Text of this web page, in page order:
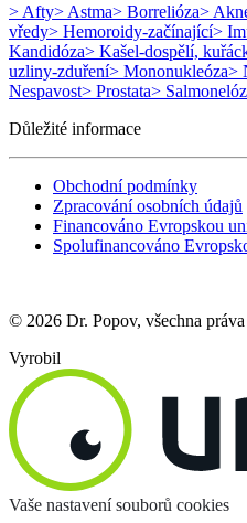
> Afty> Astma> Borrelióza>
vředy> Hemoroidy-začínající>
Kandidóza> Kašel-dospělí,
uzliny-zduření> Mononukleóza>
Nespavost> Prostata>
Důležité informace
Obchodní podmínky
Zpracování osobních údajů
Financováno Evropskou
Spolufinancováno
© 2026 Dr. Popov, všechna
Vyrobil
Vaše nastavení souborů cookies